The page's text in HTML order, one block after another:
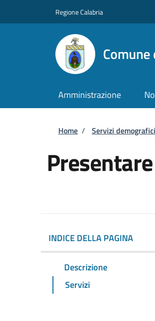
Regione Calabria
Amministrazione
Briciole di
Home / Servizi demografici
INDICE DELLA PAGINA
Descrizione
Servizi